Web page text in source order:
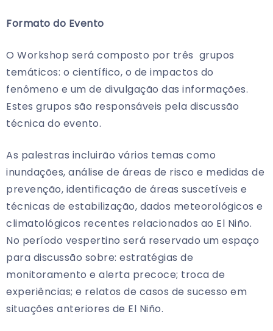
Formato do Evento
O Workshop será composto por três grupos
temáticos: o científico, o de impactos do
fenômeno e um de divulgação das informações.
Estes grupos são responsáveis pela discussão
técnica do evento.
As palestras incluirão vários temas como
inundações, análise de áreas de risco e medidas de
prevenção, identificação de áreas suscetíveis e
técnicas de estabilização, dados meteorológicos e
climatológicos recentes relacionados ao El Niño.
No período vespertino será reservado um espaço
para discussão sobre: estratégias de
monitoramento e alerta precoce; troca de
experiências; e relatos de casos de sucesso em
situações anteriores de El Niño.